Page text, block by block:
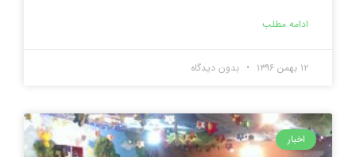
ادامه مطلب
۱۲ بهمن ۱۳۹۶ بدون دیدگاه
اخبار